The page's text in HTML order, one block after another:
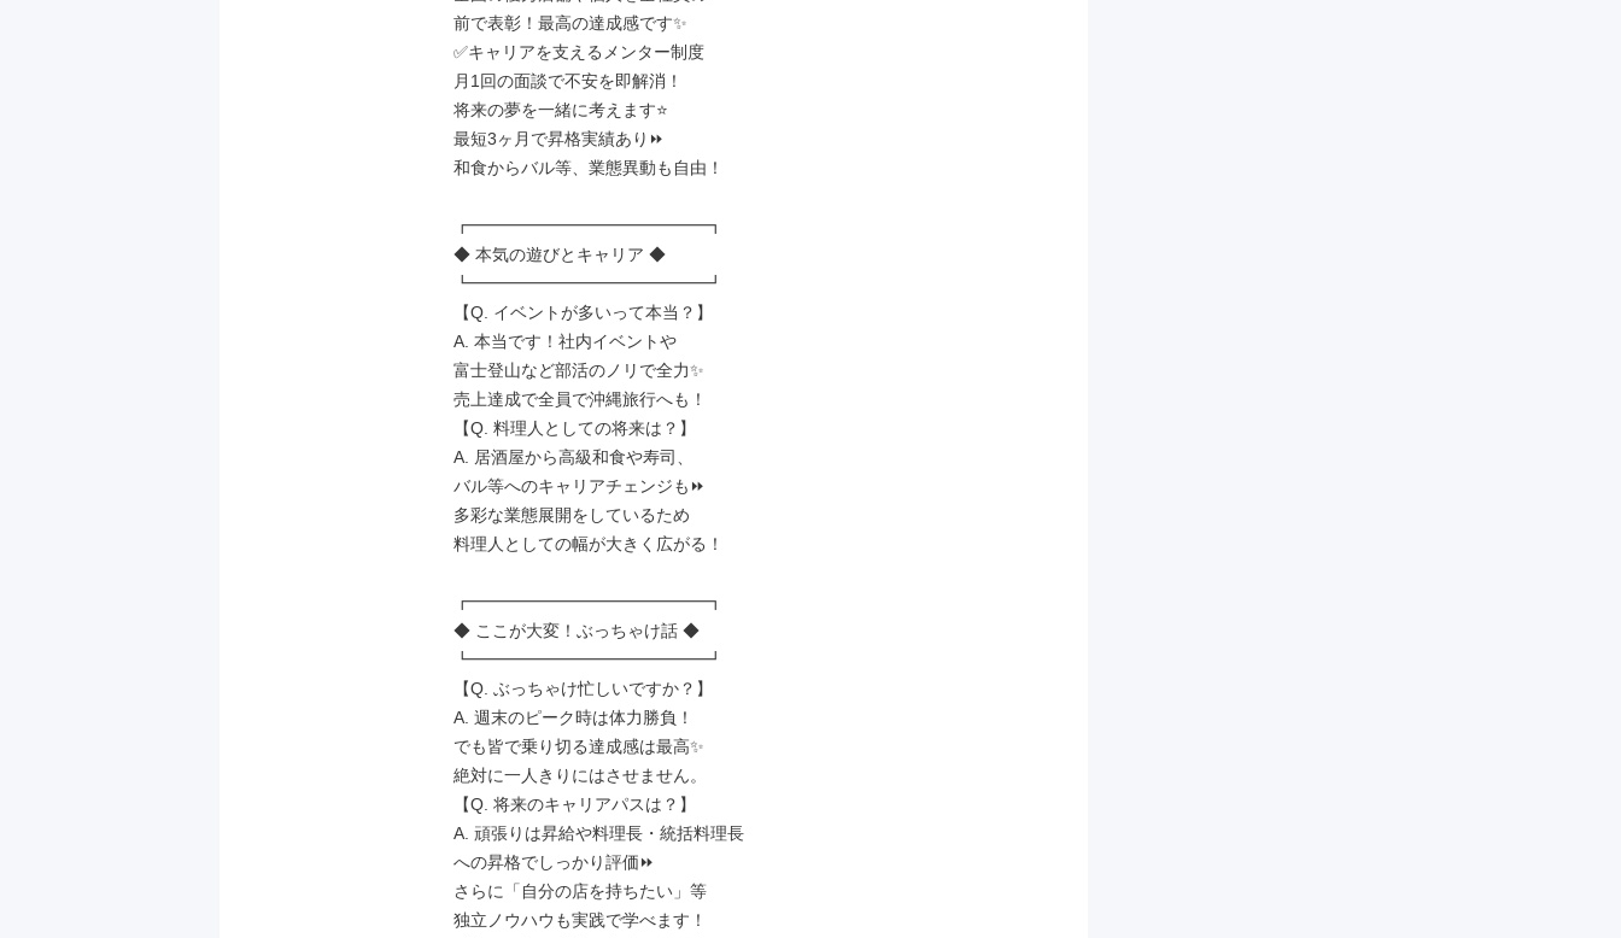
前で表彰！最高の達成感です✨
✅キャリアを支えるメンター制度
月1回の面談で不安を即解消！
将来の夢を一緒に考えます⭐
最短3ヶ月で昇格実績あり⏩
和食からバル等、業態異動も自由！
┏━━━━━━━━━━━━━━┓
◆ 本気の遊びとキャリア ◆
┗━━━━━━━━━━━━━━┛
【Q. イベントが多いって本当？】
A. 本当です！社内イベントや
富士登山など部活のノリで全力✨
売上達成で全員で沖縄旅行へも！
【Q. 料理人としての将来は？】
A. 居酒屋から高級和食や寿司、
バル等へのキャリアチェンジも⏩
多彩な業態展開をしているため
料理人としての幅が大きく広がる！
┏━━━━━━━━━━━━━━┓
◆ ここが大変！ぶっちゃけ話 ◆
┗━━━━━━━━━━━━━━┛
【Q. ぶっちゃけ忙しいですか？】
A. 週末のピーク時は体力勝負！
でも皆で乗り切る達成感は最高✨
絶対に一人きりにはさせません。
【Q. 将来のキャリアパスは？】
A. 頑張りは昇給や料理長・統括料理長
への昇格でしっかり評価⏩
さらに「自分の店を持ちたい」等
独立ノウハウも実践で学べます！